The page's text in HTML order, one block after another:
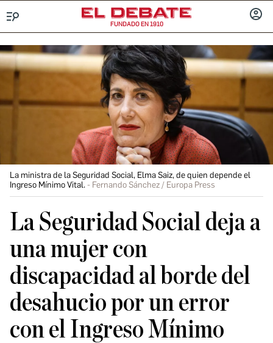
FUNDADO EN 1910
La ministra de la Seguridad Social, Elma Saiz, de quien depende el
Ingreso Mínimo Vital.
Fernando Sánchez / Europa Press
La Seguridad Social deja a
una mujer con
discapacidad al borde del
desahucio por un error
con el Ingreso Mínimo